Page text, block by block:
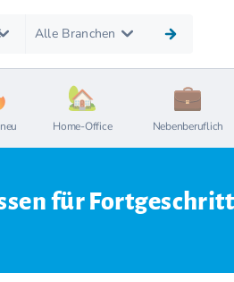
Alle Branchen
Home-Office Nebenberuflich
für